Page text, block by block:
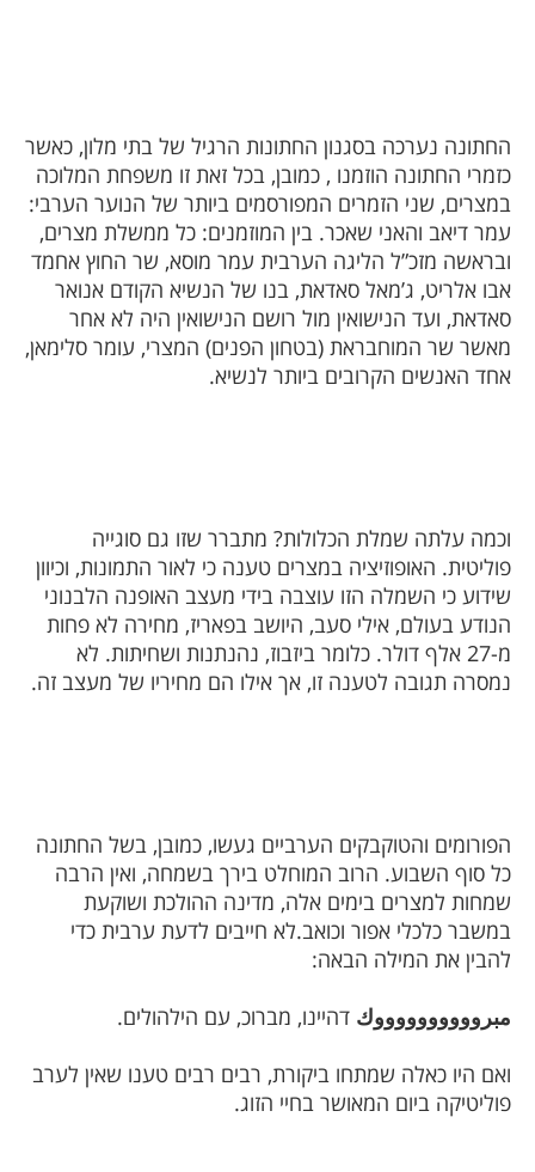
החתונה נערכה בסגנון החתונות הרגיל של בתי מלון, כאשר
כזמרי החתונה הוזמנו , כמובן, בכל זאת זו משפחת המלוכה
במצרים, שני הזמרים המפורסמים ביותר של הנוער הערבי:
עמר דיאב והאני שאכר. בין המוזמנים: כל ממשלת מצרים,
ובראשה מזכ”ל הליגה הערבית עמר מוסא, שר החוץ אחמד
אבו אלריט, ג’מאל סאדאת, בנו של הנשיא הקודם אנואר
סאדאת, ועד הנישואין מול רושם הנישואין היה לא אחר
מאשר שר המוחבראת (בטחון הפנים) המצרי, עומר סלימאן,
אחד האנשים הקרובים ביותר לנשיא.
וכמה עלתה שמלת הכלולות? מתברר שזו גם סוגייה
פוליטית. האופוזיציה במצרים טענה כי לאור התמונות, וכיוון
שידוע כי השמלה הזו עוצבה בידי מעצב האופנה הלבנוני
הנודע בעולם, אילי סעב, היושב בפאריז, מחירה לא פחות
מ-27 אלף דולר. כלומר ביזבוז, נהנתנות ושחיתות. לא
נמסרה תגובה לטענה זו, אך אילו הם מחיריו של מעצב זה.
הפורומים והטוקבקים הערביים געשו, כמובן, בשל החתונה
כל סוף השבוע. הרוב המוחלט בירך בשמחה, ואין הרבה
שמחות למצרים בימים אלה, מדינה ההולכת ושוקעת
במשבר כלכלי אפור וכואב.לא חייבים לדעת ערבית כדי
להבין את המילה הבאה:
مبرووووووووووك דהיינו, מברוכ, עם הילהולים.
ואם היו כאלה שמתחו ביקורת, רבים רבים טענו שאין לערב
פוליטיקה ביום המאושר בחיי הזוג.